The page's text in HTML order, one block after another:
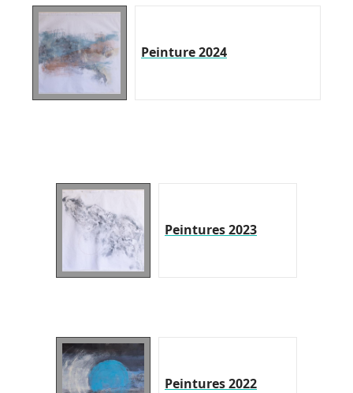
Peinture 2024
Peintures 2023
Peintures 2022